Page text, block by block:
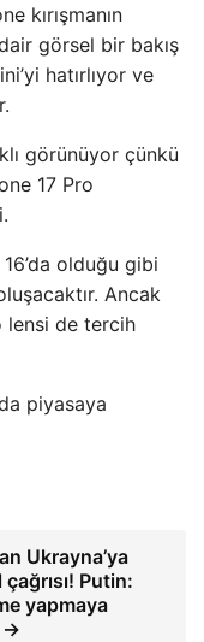
kırışmanın
görsel bir bakış
hatırlıyor ve
görünüyor çünkü
17 Pro
olduğu gibi
Ancak
lensi de tercih
piyasaya
Ukrayna’ya
Putin:
yapmaya
→